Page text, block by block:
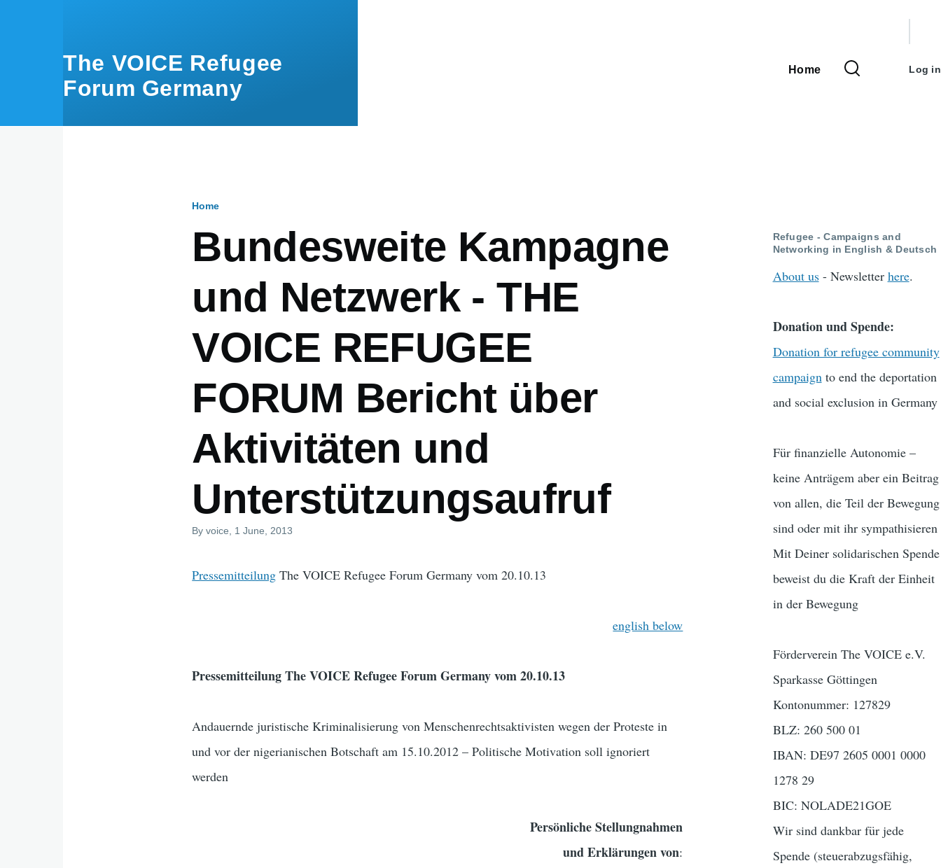
The VOICE Refugee
Forum Germany
Main
Home
menu
Log in
Home
Bundesweite Kampagne
und Netzwerk - THE
VOICE REFUGEE
FORUM Bericht über
Aktivitäten und
Unterstützungsaufruf
Byvoice , 1 June, 2013
Pressemitteilung The VOICE Refugee Forum Germany vom 20.10.13
english below
Pressemitteilung The VOICE Refugee Forum Germany vom 20.10.13
Andauernde juristische Kriminalisierung von Menschenrechtsaktivisten wegen der Proteste in
und vor der nigerianischen Botschaft am 15.10.2012 – Politische Motivation soll ignoriert
werden
Persönliche Stellungnahmen
und Erklärungen von:
Refugee - Campaigns and
Networking in English & Deutsch
About us- Newsletter here.
Donation und Spende:
Donation for refugee community
campaignto end the deportation
and social exclusion in Germany
Für finanzielle Autonomie –
keine Anträgem aber ein Beitrag
von allen, die Teil der Bewegung
sind oder mit ihr sympathisieren
Mit Deiner solidarischen Spende
beweist du die Kraft der Einheit
in der Bewegung
Förderverein The VOICE e.V.
Sparkasse Göttingen
Kontonummer: 127829
BLZ: 260 500 01
IBAN: DE97 2605 0001 0000
1278 29
BIC: NOLADE21GOE
Wir sind dankbar für jede
Spende (steuerabzugsfähig,